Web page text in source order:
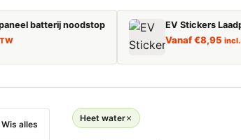
batterij noodstop EV Stickers
Vanaf€8,95 incl.
Wis alles
Heet water